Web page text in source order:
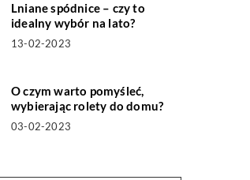
Lniane spódnice – czy to
idealny wybór na lato?
13-02-2023
O czym warto pomyśleć,
wybierając rolety do domu?
03-02-2023